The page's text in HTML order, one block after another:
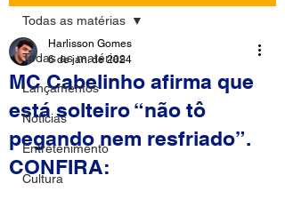
Todas as matérias
Lançamentos
Notícias
Entretenimento
Cultura
Todas as matérias
MC Cabelinho afirma que
está solteiro “não tô
pegando nem resfriado”.
CONFIRA:
Harlisson Gomes
6 de jan. de 2024